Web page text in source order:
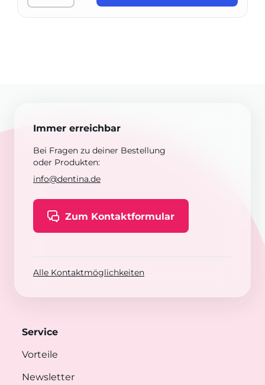
Immer erreichbar
Bei Fragen zu deiner Bestellung
oder Produkten:
info@dentina.de
Zum Kontaktformular
Alle Kontaktmöglichkeiten
Service
Vorteile
Newsletter